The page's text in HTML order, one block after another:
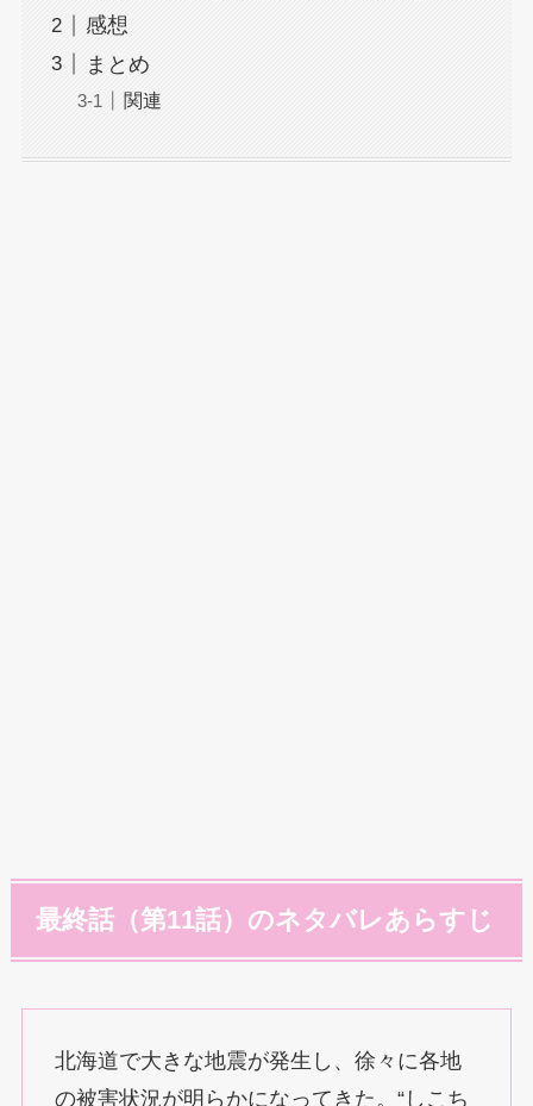
感想
まとめ
関連
最終話（第11話）のネタバレあらすじ
北海道で大きな地震が発生し、徐々に各地
の被害状況が明らかになってきた。“しこち